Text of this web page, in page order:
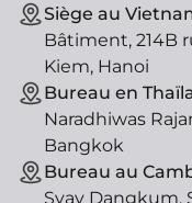
Siège au
Bâtiment, 214B
Kiem, Hanoi
Bureau en
Naradhiwas
Bangkok
Bureau au
Svay Dangkum,